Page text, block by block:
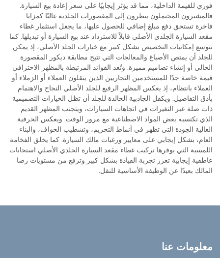
فوري للقيمة الداخلية، مما قد يؤثر إيجابيًا على سعر إعادة بيع السيارة.
فالمشترون المحتملون ينظرون إلى المقصورات الجلدية غالبًا كمزايا
فاخرة تستحق دفع مبلغ إضافي للحصول عليها، ما يجعل استثمار غطاء
مقعد السيارة الجلدي الأصلي قابلاً للاسترداد عند بيع السيارة أو تبديلها. كما
تتوسع إمكانيات التخصيص بشكل كبير مع خيارات الجلد الأصلي، إذ يمكن
للجلد أن يمتص الأصباغ والمعالجات التي تتيح مطابقة ديكور المقصورة
الحالي أو إنشاء تصاميم مميزة. وتُعد الفوائد المرتبطة بالمظهر الاحترافي
قيمة خاصة جدًا للمستخدمين التجاريين الذين ينقلون العملاء أو الزملاء أو
العملاء بانتظام، إذ يعكس المظهر الرفيع للجلد الأصلي النجاح والاهتمام
بأدق التفاصيل. ويكفل الجاذبية الخالدة للجلد أن تظل الخيارات التصميمية
ذات صلة عبر التغيرات في اتجاهات السيارات، ويتجنب المظهر القديم
الذي تكتسبه بعض المواد الاصطناعية مع مرور الوقت. ويعكس الحرفية
العالية الجودة التي تظهر في أنماط التخريم، وتشطيب الحواف، والبناء
العام، بشكل إيجابي على معايير ورغبات مالك السيارة. كما يخلق الفخامة
اللمسية التي يوفرها تركيب غطاء مقعد السيارة الجلدي الأصلي استجابات
عاطفية إيجابية تعزز تجربة القيادة بشكل كبير وترفع من مستويات رضا
المالك بعيدًا عن الوظيفة الأساسية للنقل.
معلومات عنا